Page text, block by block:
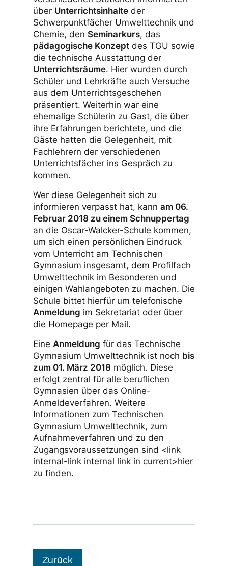
über Unterrichtsinhalte der
Schwerpunktfächer Umwelttechnik und
Chemie, den Seminarkurs, das
pädagogische Konzept des TGU sowie
die technische Ausstattung der
Unterrichtsräume. Hier wurden durch
Schüler und Lehrkräfte auch Versuche
aus dem Unterrichtsgeschehen
präsentiert. Weiterhin war eine
ehemalige Schülerin zu Gast, die über
ihre Erfahrungen berichtete, und die
Gäste hatten die Gelegenheit, mit
Fachlehrern der verschiedenen
Unterrichtsfächer ins Gespräch zu
kommen.
Wer diese Gelegenheit sich zu
informieren verpasst hat, kann am 06.
Februar 2018 zu einem Schnuppertag
an die Oscar-Walcker-Schule kommen,
um sich einen persönlichen Eindruck
vom Unterricht am Technischen
Gymnasium insgesamt, dem Profilfach
Umwelttechnik im Besonderen und
einigen Wahlangeboten zu machen. Die
Schule bittet hierfür um telefonische
Anmeldung im Sekretariat oder über
die Homepage per Mail.
Eine Anmeldung für das Technische
Gymnasium Umwelttechnik ist noch bis
zum 01. März 2018 möglich. Diese
erfolgt zentral für alle beruflichen
Gymnasien über das Online-
Anmeldeverfahren. Weitere
Informationen zum Technischen
Gymnasium Umwelttechnik, zum
Aufnahmeverfahren und zu den
Zugangsvoraussetzungen sind <link
internal-link internal link in current>hier
zu finden.
Zurück